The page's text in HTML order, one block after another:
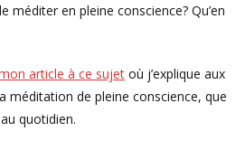
méditer en pleine conscience? Qu’en
article à ce sujet où j’explique aux
méditation de pleine conscience, que
quotidien.